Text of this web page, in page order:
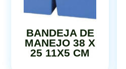
BANDEJA DE
MANEJO 38 X
25 11X5 CM